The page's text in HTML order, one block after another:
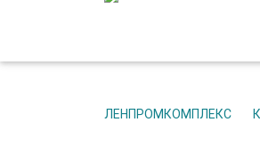
ЛЕНПРОМКОМПЛЕКС